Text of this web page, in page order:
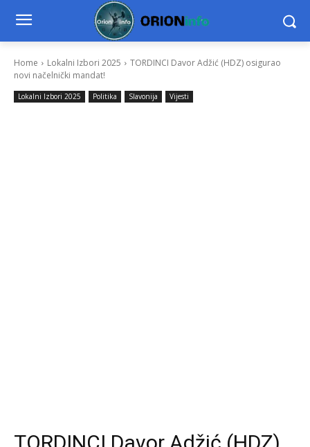
Home Lokalni Izbori 2025
TORDINCI Davor Adžić (HDZ) osigurao
novi načelnički mandat!
Lokalni Izbori 2025 Politika Slavonija Vijesti